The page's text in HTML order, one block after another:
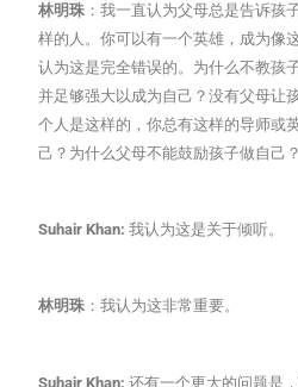
林明珠 ：我一直认为父母总是告诉孩
样的人。你可以有一个英雄，成为像
认为这是完全错误的。为什么不教孩
并足够强大以成为自己？没有父母让
个人是这样的，你总有这样的导师或
己？为什么父母不能鼓励孩子做自己？
Suhair Khan:我认为这是关于倾听。
林明珠 ：我认为这非常重要。
Suhair Khan:还有一个更大的问题是